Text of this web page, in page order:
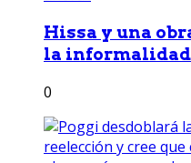
Hissa y una
la
0